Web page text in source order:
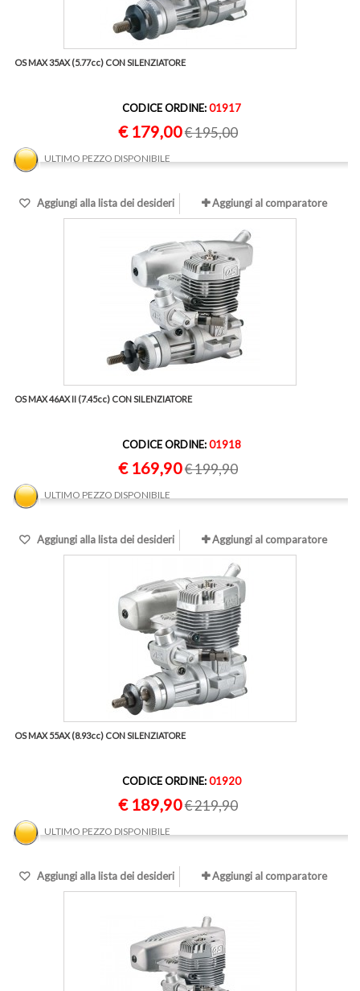
OS MAX 35AX (5.77cc) CON SILENZIATORE
CODICE ORDINE:01917
€ 179,00€ 195,00
ULTIMO PEZZO DISPONIBILE
Aggiungi alla lista dei desideri Aggiungi al comparatore
OS MAX 46AX II (7.45cc) CON SILENZIATORE
CODICE ORDINE:01918
€ 169,90€ 199,90
ULTIMO PEZZO DISPONIBILE
Aggiungi alla lista dei desideri Aggiungi al comparatore
OS MAX 55AX (8.93cc) CON SILENZIATORE
CODICE ORDINE:01920
€ 189,90€ 219,90
ULTIMO PEZZO DISPONIBILE
Aggiungi alla lista dei desideri Aggiungi al comparatore